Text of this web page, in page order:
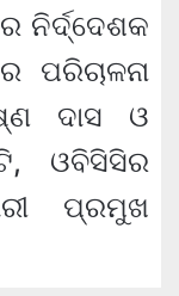
ନିର୍ଦ୍ଦେଶକ
ପରିଚାଳନା
ଦାସ ଓ
ଓବିସିସିର
ପ୍ରମୁଖ